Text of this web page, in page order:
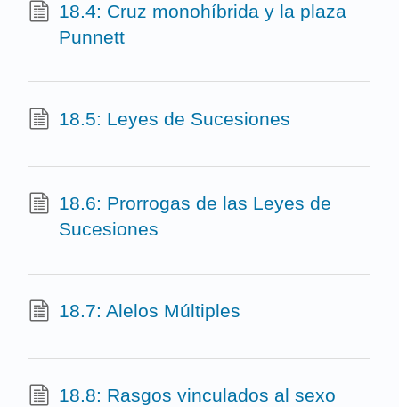
18.4: Cruz monohíbrida y la plaza
Punnett
18.5: Leyes de Sucesiones
18.6: Prorrogas de las Leyes de
Sucesiones
18.7: Alelos Múltiples
18.8: Rasgos vinculados al sexo